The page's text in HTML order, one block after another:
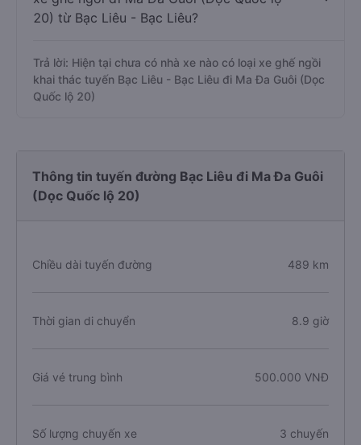
20) từ Bạc Liêu - Bạc Liêu?
Trả lời: Hiện tại chưa có nhà xe nào có loại xe ghế ngồi
khai thác tuyến Bạc Liêu - Bạc Liêu đi Ma Đa Guôi (Dọc
Quốc lộ 20)
Thông tin tuyến đường Bạc Liêu đi Ma Đa Guôi
(Dọc Quốc lộ 20)
Chiều dài tuyến đường 489 km
Thời gian di chuyển 8.9 giờ
Giá vé trung bình 500.000 VNĐ
Số lượng chuyến xe 3 chuyến